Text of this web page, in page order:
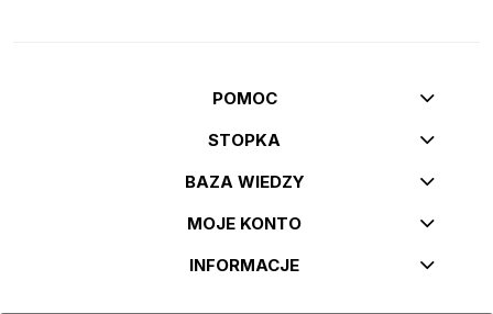
POMOC
STOPKA
BAZA WIEDZY
MOJE KONTO
INFORMACJE